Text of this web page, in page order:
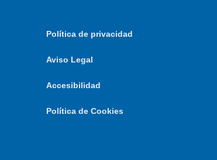
Política de privacidad
Aviso Legal
Accesibilidad
Política de Cookies